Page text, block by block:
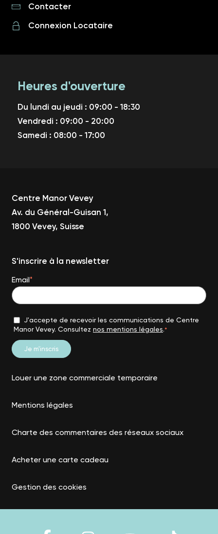
Contacter
Connexion Locataire
Heures d'ouverture
Du lundi au jeudi : 09:00 - 18:30
Vendredi : 09:00 - 20:00
Samedi : 08:00 - 17:00
Centre Manor Vevey
Av. du Général-Guisan 1,
1800 Vevey, Suisse
S'inscrire à la newsletter
Email*
J'accepte de recevoir les communications de Centre
Manor Vevey. Consultez nos mentions légales.*
Louer une zone commerciale temporaire
Mentions légales
Charte des commentaires des réseaux sociaux
Acheter une carte cadeau
Gestion des cookies